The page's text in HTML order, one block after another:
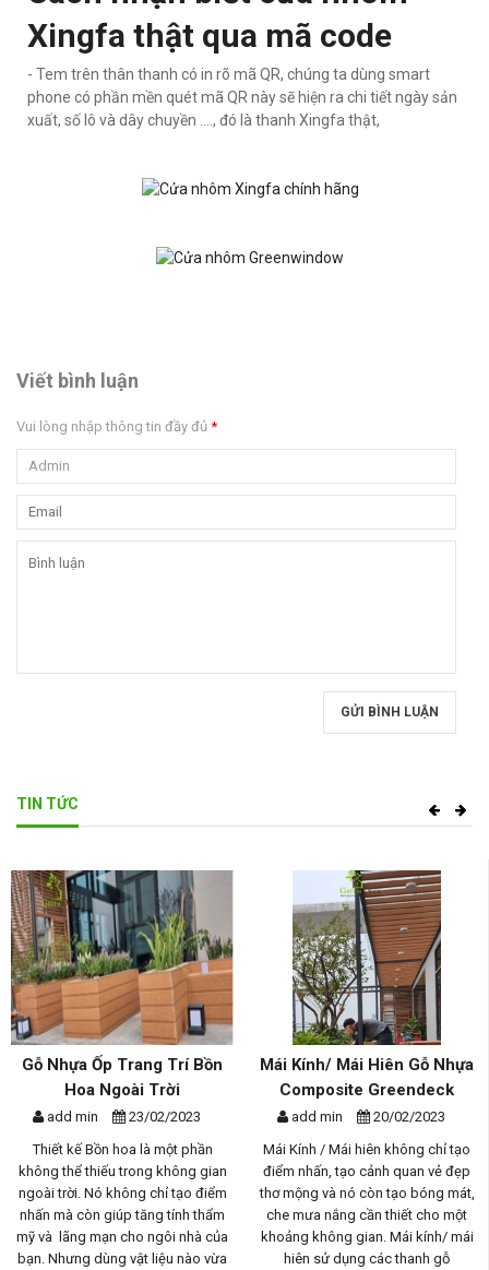
Xingfa thật qua mã code
- Tem trên thân thanh có in rõ mã QR, chúng ta dùng smart
phone có phần mền quét mã QR này sẽ hiện ra chi tiết ngày sản
xuất, số lô và dây chuyền ...., đó là thanh Xingfa thật,
Viết bình luận
Vui lòng nhập thông tin đầy đủ *
GỬI BÌNH LUẬN
TIN TỨC
Gỗ Nhựa Ốp Trang Trí Bồn
Hoa Ngoài Trời
add min
23/02/2023
Thiết kế Bồn hoa là một phần
không thể thiếu trong không gian
ngoài trời. Nó không chỉ tạo điểm
nhấn mà còn giúp tăng tính thẩm
mỹ và lãng mạn cho ngôi nhà của
bạn. Nhưng dùng vật liệu nào vừa
Mái Kính/ Mái Hiên Gỗ Nhựa
Composite Greendeck
add min
20/02/2023
Mái Kính / Mái hiên không chỉ tạo
điểm nhấn, tạo cảnh quan vẻ đẹp
thơ mộng và nó còn tạo bóng mát,
che mưa nắng cần thiết cho một
khoảng không gian. Mái kính/ mái
hiên sử dụng các thanh gỗ